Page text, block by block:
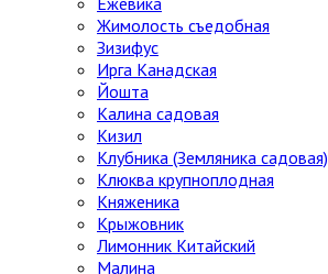
Жимолость съедобная
Зизифус
Ирга Канадская
Йошта
Калина садовая
Кизил
Клубника (Земляника садовая)
Клюква крупноплодная
Княженика
Крыжовник
Лимонник Китайский
Малина